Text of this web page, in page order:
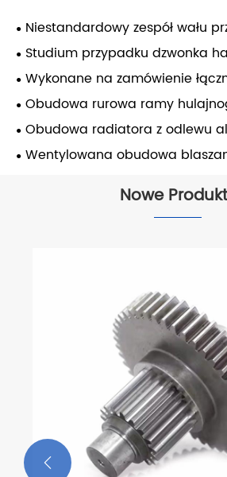
Niestandardowy zespół wału
do przemysłowych systemów
Studium przypadku dzwonka
brytyjski)
Wykonane na zamówienie
urządzeń pakujących — Włochy
Obudowa rurowa ramy
jak poprawiliśmy wytrzymałość
dzięki zintegrowanemu
kucia
Obudowa radiatora z odlewu
Wentylowana obudowa
Nowe
